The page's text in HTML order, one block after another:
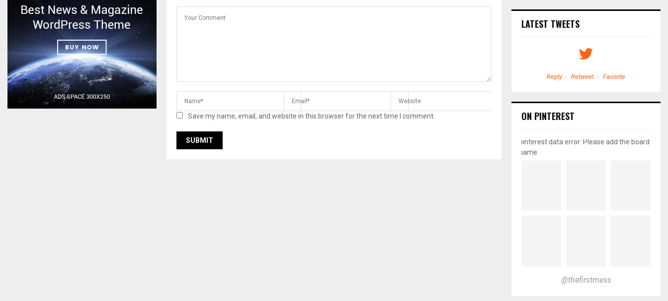
Save my name, email, and website in this browser for the next time I comment.
LATEST TWEETS
Favorite Reply Retweet Favorite
ON PINTEREST
pinterest data error: Please add the board
name
@thefirstmess